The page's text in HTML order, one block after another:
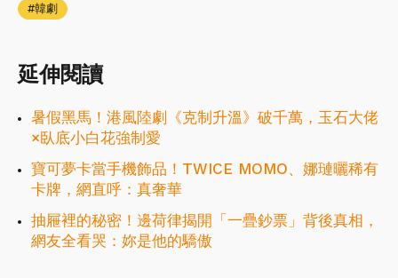
韓劇
延伸閱讀
暑假黑馬！港風陸劇《克制升溫》破千萬，玉石大佬
×臥底小白花強制愛
寶可夢卡當手機飾品！TWICE MOMO、娜璉曬稀有
卡牌，網直呼：真奢華
抽屜裡的秘密！邊荷律揭開「一疊鈔票」背後真相，
網友全看哭：妳是他的驕傲